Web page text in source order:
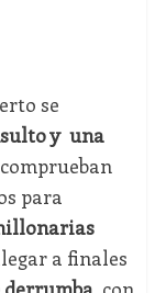
se
y una
para
a finales